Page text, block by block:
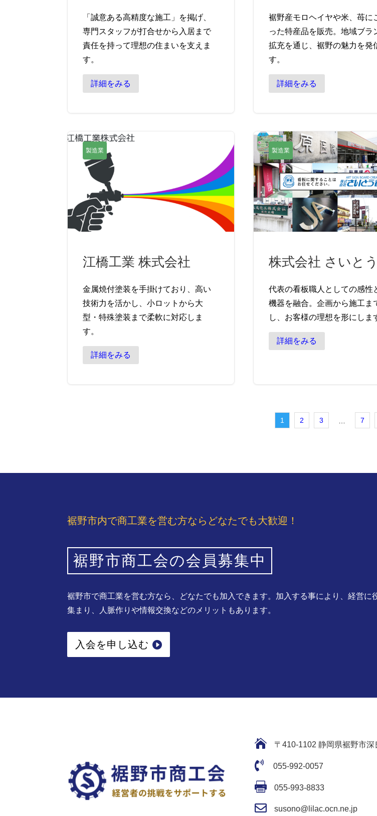
「誠意ある高精度な施工」を掲げ、
専門スタッフが打合せから入居まで
責任を持って理想の住まいを支えま
す。
詳細をみる
裾野産モロヘイヤや米、苺に
った特産品を販売。地域ブラ
拡充を通じ、裾野の魅力を発
す。
詳細をみる
製造業
江橋工業 株式会社
金属焼付塗装を手掛けており、高い
技術力を活かし、小ロットから大
型・特殊塗装まで柔軟に対応しま
す。
詳細をみる
製造業
株式会社 さいと
代表の看板職人としての感性
機器を融合。企画から施工ま
し、お客様の理想を形にしま
詳細をみる
1 2 3 … 7
裾野市内で商工業を営む方ならどなたでも大歓迎！
裾野市商工会の会員募集中
裾野市で商工業を営む方なら、どなたでも加入できます。加入する事により、経営
集まり、人脈作りや情報交換などのメリットもあります。
入会を申し込む
 〒410-1102 静岡県裾野市深
 055-992-0057
 055-993-8833
 susono@lilac.ocn.ne.jp